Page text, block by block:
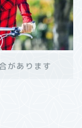
があります